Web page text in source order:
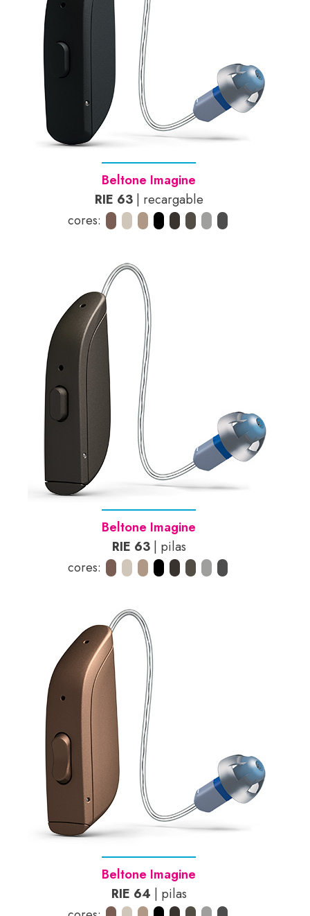
Beltone Imagine
RIE 63| recargable
cores:
Beltone Imagine
RIE 63| pilas
cores:
Beltone Imagine
RIE 64 | pilas